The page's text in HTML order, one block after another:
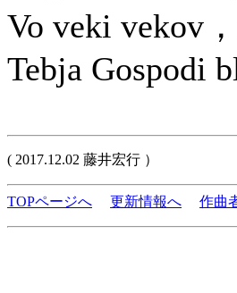
Vo veki vekov
Tebja Gospodi
( 2017.12.02 藤井宏行 ）
TOPページへ 更新情報へ 作曲